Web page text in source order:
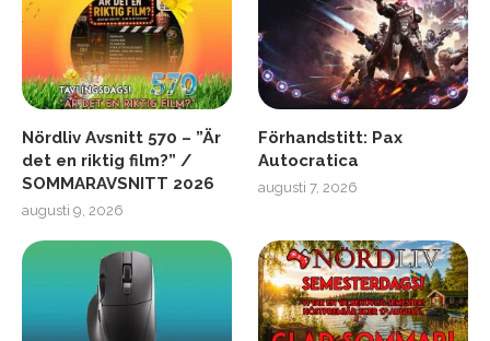
Nördliv Avsnitt 570 – ”Är
det en riktig film?” /
SOMMARAVSNITT 2026
augusti 9, 2026
Förhandstitt: Pax
Autocratica
augusti 7, 2026